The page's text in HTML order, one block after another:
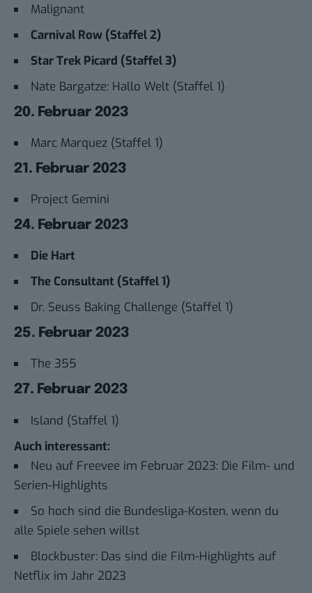
Malignant
Carnival Row (Staffel 2)
Star Trek Picard (Staffel 3)
Nate Bargatze: Hallo Welt (Staffel 1)
20. Februar 2023
Marc Marquez (Staffel 1)
21. Februar 2023
Project Gemini
24. Februar 2023
Die Hart
The Consultant (Staffel 1)
Dr. Seuss Baking Challenge (Staffel 1)
25. Februar 2023
The 355
27. Februar 2023
Island (Staffel 1)
Auch interessant:
Neu auf Freevee im Februar 2023: Die Film- und
Serien-Highlights
So hoch sind die Bundesliga-Kosten, wenn du
alle Spiele sehen willst
Blockbuster: Das sind die Film-Highlights auf
Netflix im Jahr 2023